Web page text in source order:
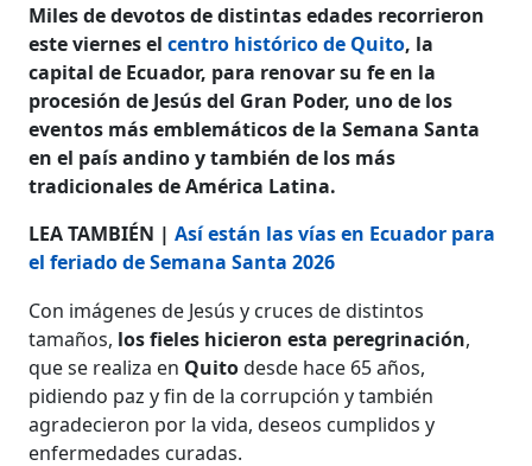
Miles de devotos de distintas edades recorrieron
este viernes elcentro histórico de Quito, la
capital de Ecuador, para renovar su fe en la
procesión de Jesús del Gran Poder, uno de los
eventos más emblemáticos de la Semana Santa
en el país andino y también de los más
tradicionales de América Latina.
LEA TAMBIÉN |Así están las vías en Ecuador para
el feriado de Semana Santa 2026
Con imágenes de Jesús y cruces de distintos
tamaños, los fieles hicieron esta peregrinación,
que se realiza en Quitodesde hace 65 años,
pidiendo paz y fin de la corrupción y también
agradecieron por la vida, deseos cumplidos y
enfermedades curadas.